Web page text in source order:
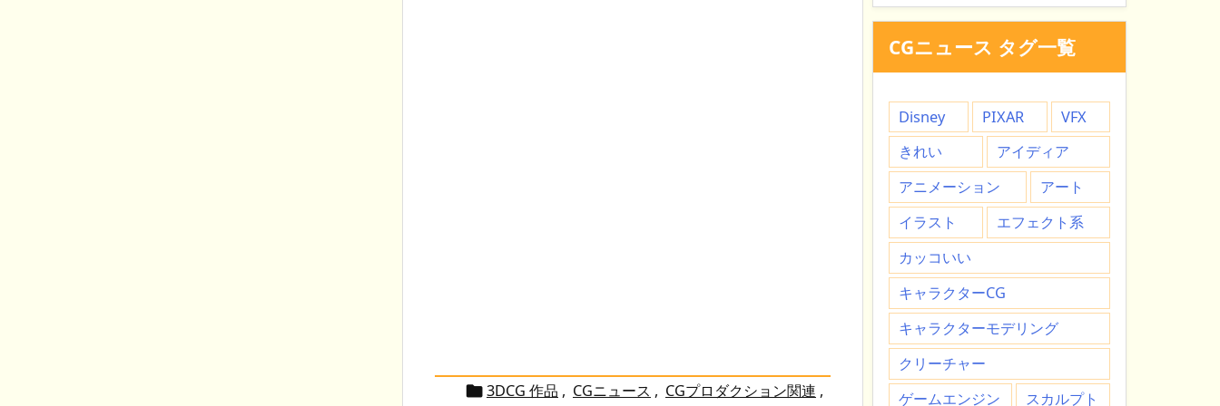
3DCG 作品 , CGニュース , CGプロダクション関連 ,
CGニュース タグ一覧
Disney PIXAR
VFX
きれい
アイディア
アニメーション
アート
イラスト
エフェクト系
カッコいい
キャラクターCG
キャラクターモデリング
クリーチャー
ゲームエンジン
スカルプト